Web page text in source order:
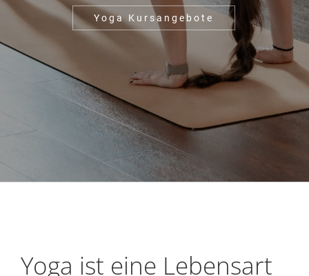
Yoga Kursangebote
Yoga ist eine Lebensart